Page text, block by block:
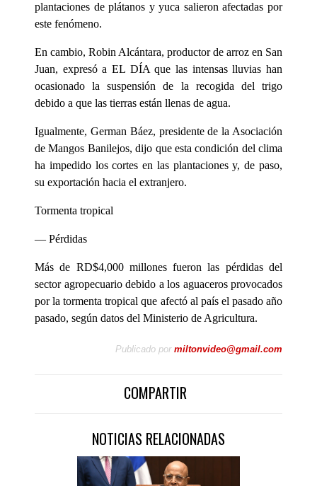
plantaciones de plátanos y yuca salieron afectadas por
este fenómeno.
En cambio, Robin Alcántara, productor de arroz en San
Juan, expresó a EL DÍA que las intensas lluvias han
ocasionado la suspensión de la recogida del trigo
debido a que las tierras están llenas de agua.
Igualmente, German Báez, presidente de la Asociación
de Mangos Banilejos, dijo que esta condición del clima
ha impedido los cortes en las plantaciones y, de paso,
su exportación hacia el extranjero.
Tormenta tropical
— Pérdidas
Más de RD$4,000 millones fueron las pérdidas del
sector agropecuario debido a los aguaceros provocados
por la tormenta tropical que afectó al país el pasado año
pasado, según datos del Ministerio de Agricultura.
Publicado por miltonvideo@gmail.com
COMPARTIR
NOTICIAS RELACIONADAS